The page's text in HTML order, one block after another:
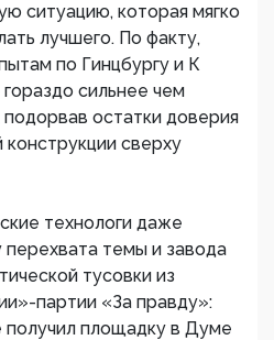
ситуацию, которая мягко
лучшего. По факту,
по Гинцбургу и К
сильнее чем
остатки доверия
конструкции сверху
технологи даже
темы и завода
тусовки из
партии «За правду»:
площадку в Думе